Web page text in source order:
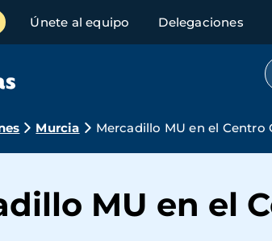
Únete al equipo Delegaciones
Murcia Mercadillo MU en el Centro
MU en el